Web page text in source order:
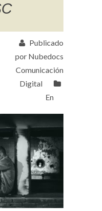
Publicado
por Nubedocs
Comunicación
Digital
En